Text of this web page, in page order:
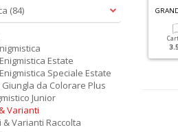
QUIZ MESE N.348
2.20 €
(84)
Estate
Speciale Estate
da Colorare Plus
Junior
Varianti
Varianti Raccolta